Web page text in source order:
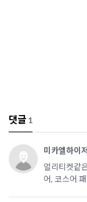
댓글 1
미카엘하이저
얼리티켓같
어, 코스어